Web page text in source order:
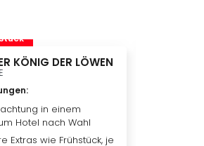
KÖNIG DER LÖWEN
:
in einem
Hotel nach Wahl
Extras wie Frühstück, je